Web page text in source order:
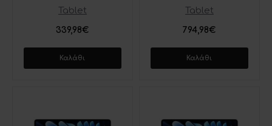
Tablet
339,98€
Καλάθι
Tablet
794,98€
Καλάθι